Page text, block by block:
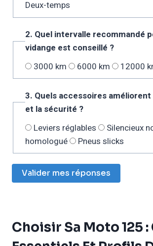
Deux-temps
2. Quel intervalle recommandé
vidange est conseillé ?
3000 km
6000 km 12000
3. Quels accessoires
et la sécurité ?
Leviers réglables
Silencieux
homologué
Pneus slicks
Valider mes réponses
Choisir Sa Moto 125